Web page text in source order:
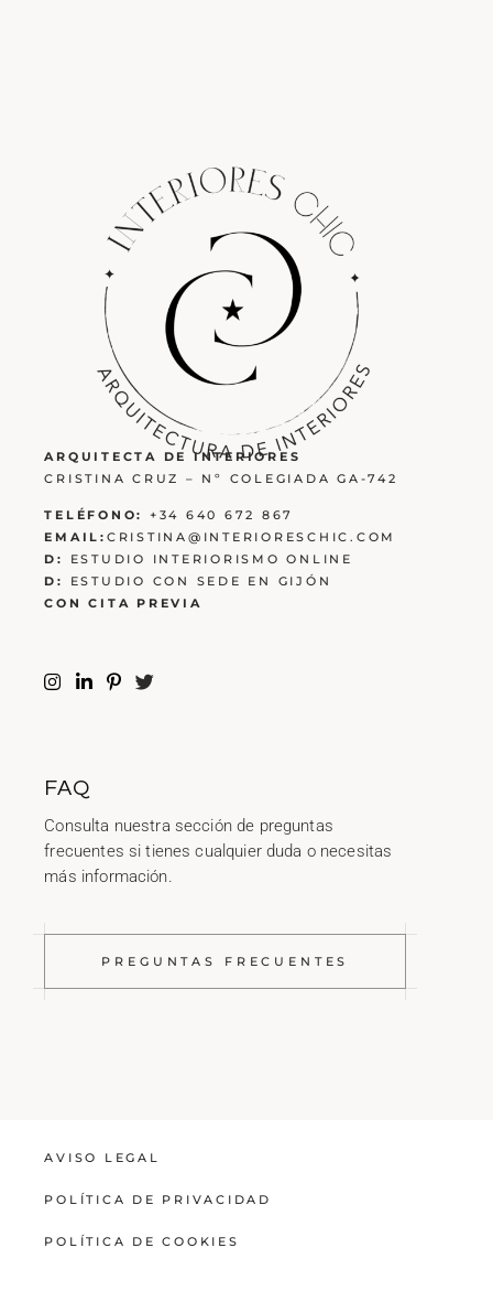
ARQUITECTA DE INTERIORES
CRISTINA CRUZ – Nº COLEGIADA GA-742
TELÉFONO:
+34 640 672 867
EMAIL: CRISTINA@INTERIORESCHIC.COM
D:
ESTUDIO INTERIORISMO ONLINE
D:
ESTUDIO CON SEDE EN GIJÓN
CON CITA PREVIA
FAQ
Consulta nuestra sección de preguntas
frecuentes si tienes cualquier duda o necesitas
más información.
PREGUNTAS FRECUENTES
AVISO LEGAL
POLÍTICA DE PRIVACIDAD
POLÍTICA DE COOKIES